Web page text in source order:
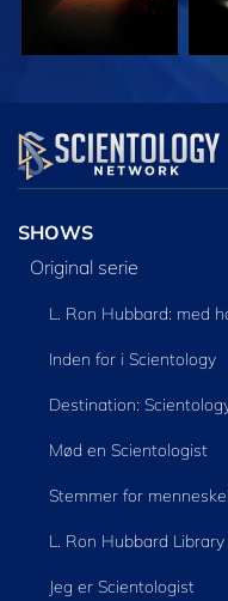
SE
SHOWS
Original serie
L. Ron Hubbard: med
Inden for i Scientology
Destination:
Mød en Scientologist
Stemmer for
L. Ron Hubbard
Jeg er Scientologist